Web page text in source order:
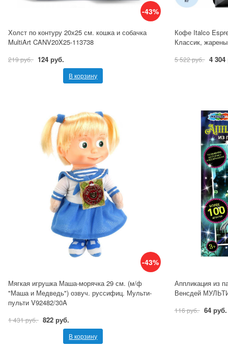
-43%
Холст по контуру 20х25 см. кошка и собачка
MultiArt CANV20X25-113738
219 руб. 124 руб.
В корзину
Кофе Italco
Классик,
5 522 руб. 4 304
-43%
Мягкая игрушка Маша-морячка 29 см. (м/ф
"Маша и Медведь") озвуч. руссифиц. Мульти-
пульти V92482/30A
1 431 руб. 822 руб.
В корзину
Аппликация из
Венсдей
116 руб. 64 руб.